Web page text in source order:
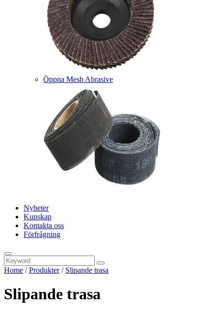
Öppna Mesh Abrasive
Nyheter
Kunskap
Kontakta oss
Förfrågning
Home /Produkter/ Slipande trasa
Slipande trasa